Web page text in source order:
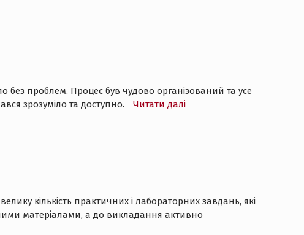
проблем. Процес був чудово організований та усе
зрозуміло та доступно.
Читати далі
кількість практичних і лабораторних завдань, які
матеріалами, а до викладання активно